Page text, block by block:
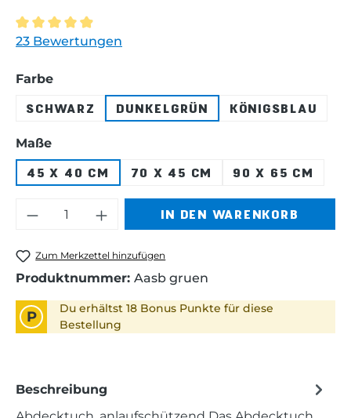
Durchschnittliche Bewertung von 4.9 von 5 Sternen
23 Bewertungen
Farbeauswählen
SCHWARZ
DUNKELGRÜN KÖNIGSBLAU
Maßeauswählen
45 X 40 CM
70 X 45 CM 90 X 65 CM
Produkt Anzahl: Gib den
IN DEN WARENKORB
Zum Merkzettel hinzufügen
Produktnummer: Aasb gruen
P
Du erhältst 18 Bonus Punkte für diese
Bestellung
Beschreibung